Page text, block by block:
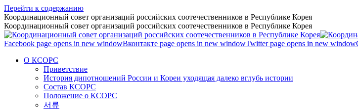
Перейти к содержанию
Координационный совет организаций российских соотечественников в Республике Корея
Координационный совет организаций российских соотечественников в Республике Корея
Facebook page opens in new windowВконтакте page opens in new windowTwitter page opens in new window
О КСОРС
Приветствие
История дипотношений России и Кореи уходящая далеко вглубь истории
Состав КСОРС
Положение о КСОРС
서류